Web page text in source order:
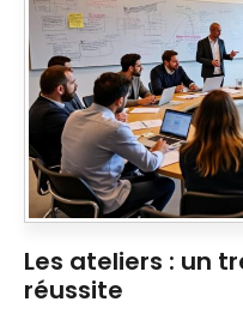
Les ateliers : un
réussite